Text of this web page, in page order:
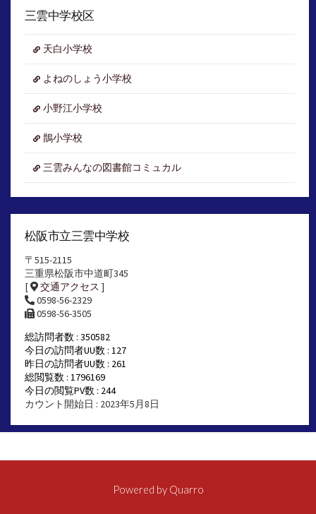
イ
三雲中学校区
天白小学校
よねのしょう小学校
小野江小学校
鵲小学校
三雲みんなの図書館コミュカル
松阪市立三雲中学校
〒515-2115
三重県松阪市中道町345
[
交通アクセス ]
0598-56-2329
0598-56-3505
総訪問者数 : 350582
今日の訪問者UU数 : 127
昨日の訪問者UU数 : 261
総閲覧数 : 1796169
今日の閲覧PV数 : 244
カウント開始日 : 2023年5月8日
Powered by Quarro